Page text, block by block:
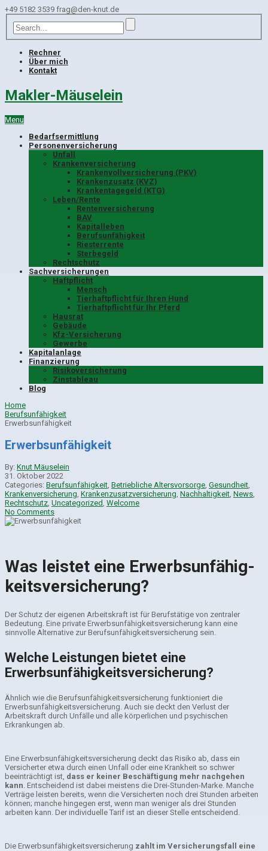
+49 5182 3539 frag@den-knut.de
Rechner
Über mich
Kontakt
Makler-Mäuselein
Menu
Bedarfsermittlung
Personenversicherung
Unfall
Krankenversicherung
Krankenvollversicherung (PKV)
Krankenzusatz (KVZ)
Krankentagegeld (KTG)
Leben/Rente
Rentenversicherung
BAV
Kapitalleben
Berufsunfähigkeit
Riesterrente
Sterbegeld
Rechtschutz
Sachversicherungen
Haftpflicht
Mensch
Tierhaftpflicht für Ihren Hund
Tierhaftpflicht für Ihr Pferd
Hausrat
Gebäude
Kfz-Versicherung
Gewerbe
Kapitalanlage
Finanzierung
Risikoversicherung
Zinstableau
Blog
Home
Berufsunfähigkeit
Erwerbsunfähigkeit
Erwerbsunfähigkeit
By: Knut Mäuselein
31. Oktober 2022
Categories: Berufsunfähigkeit Betriebliche Altersvorsorge Gesundheit
Krankenversicherung Krankenzusatzversicherung Nachhaltigkeit News
Rechtschutz Uncategorized Welcome
No Comments
Was leistet eine Erwerbsunfähig­
keitsversicherung?
Der Schutz der eigenen Arbeitskraft ist für Berufstätige von zentraler
Bedeutung. Eine private Erwerbsunfähigkeitsversicherung kann eine
sinnvolle Alternative zur Berufsunfähigkeitsversicherung sein.
Welche Leistungen bietet eine
Erwerbsunfähigkeitsversicherung?
Ähnlich wie die Berufsunfähigkeitsversicherung funktioniert die
Erwerbsunfähigkeitsversicherung. Auch sie deckt den Verlust der
Arbeitskraft durch Unfälle und alle körperlichen und psychischen
Erkrankungen ab.
Eine Erwerbsunfähigkeitsversicherung deckt das Risiko ab, dass ein
Versicherter etwa durch einen Unfall oder eine Krankheit so schwer
beeinträchtigt ist, dass er keiner Beschäftigung mehr nachgehen
kann. Entscheidend ist dabei meistens die Drei-Stunden-Marke. Manche
Verträge leisten bereits, wenn die Versicherten noch drei Stunden arbeiten
können; manche hingegen erst, wenn man weniger als drei Stunden
arbeiten kann. Der individuelle Tarif ist an dieser Stelle entscheidend.
Die Erwerbsunfähigkeitsversicherung zahlt im Versicherungsfall eine